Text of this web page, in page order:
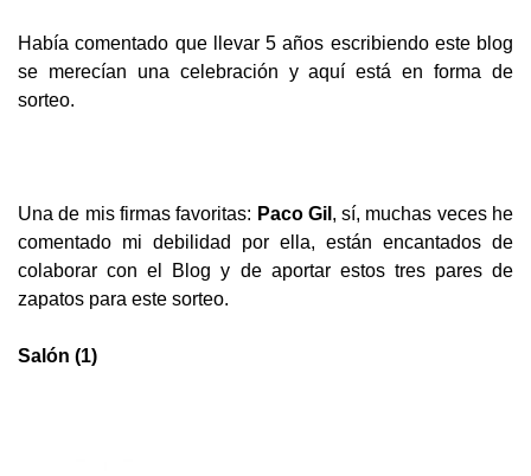
Había comentado que llevar 5 años escribiendo este blog
se merecían una celebración y aquí está en forma de
sorteo.
Una de mis firmas favoritas: Paco Gil , sí, muchas veces he
comentado mi debilidad por ella, están encantados de
colaborar con el Blog y de aportar estos tres pares de
zapatos para este sorteo.
Salón (1)